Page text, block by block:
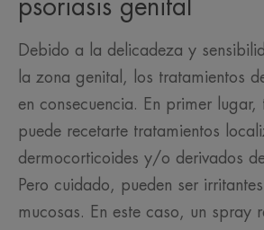
psoriasis genital
Debido a la delicadeza y
la zona genital, los tratamientos
en consecuencia. En primer
puede recetarte tratamientos
dermocorticoides y/o derivados
Pero cuidado, pueden ser
mucosas. En este caso, un spray